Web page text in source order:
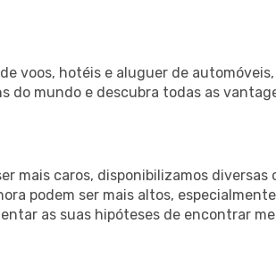
voos, hotéis e aluguer de automóveis,
do mundo e descubra todas as
mais caros, disponibilizamos diversas
podem ser mais altos, especialmente
as suas hipóteses de encontrar